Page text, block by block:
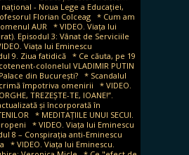
- Noua Lege a Educației,
Florian Colceag * Cum am
AUR * VIDEO. Viața lui
Episodul 3: Vânat de Serviciile
Viața lui Eminescu
9. Ziua fatidică * Ce căuta, pe 19
colonelul VLADIMIR PUTIN
din București? * Scandalul
împotriva omenirii
* VIDEO.
TREZEȘTE-TE, IOANE!”.
și încorporată în
* MEDITAȚIILE UNUI SECUI.
* VIDEO. Viața lui Eminescu
8 – Conspirația anti-Eminescu
* VIDEO. Viața lui Eminescu.